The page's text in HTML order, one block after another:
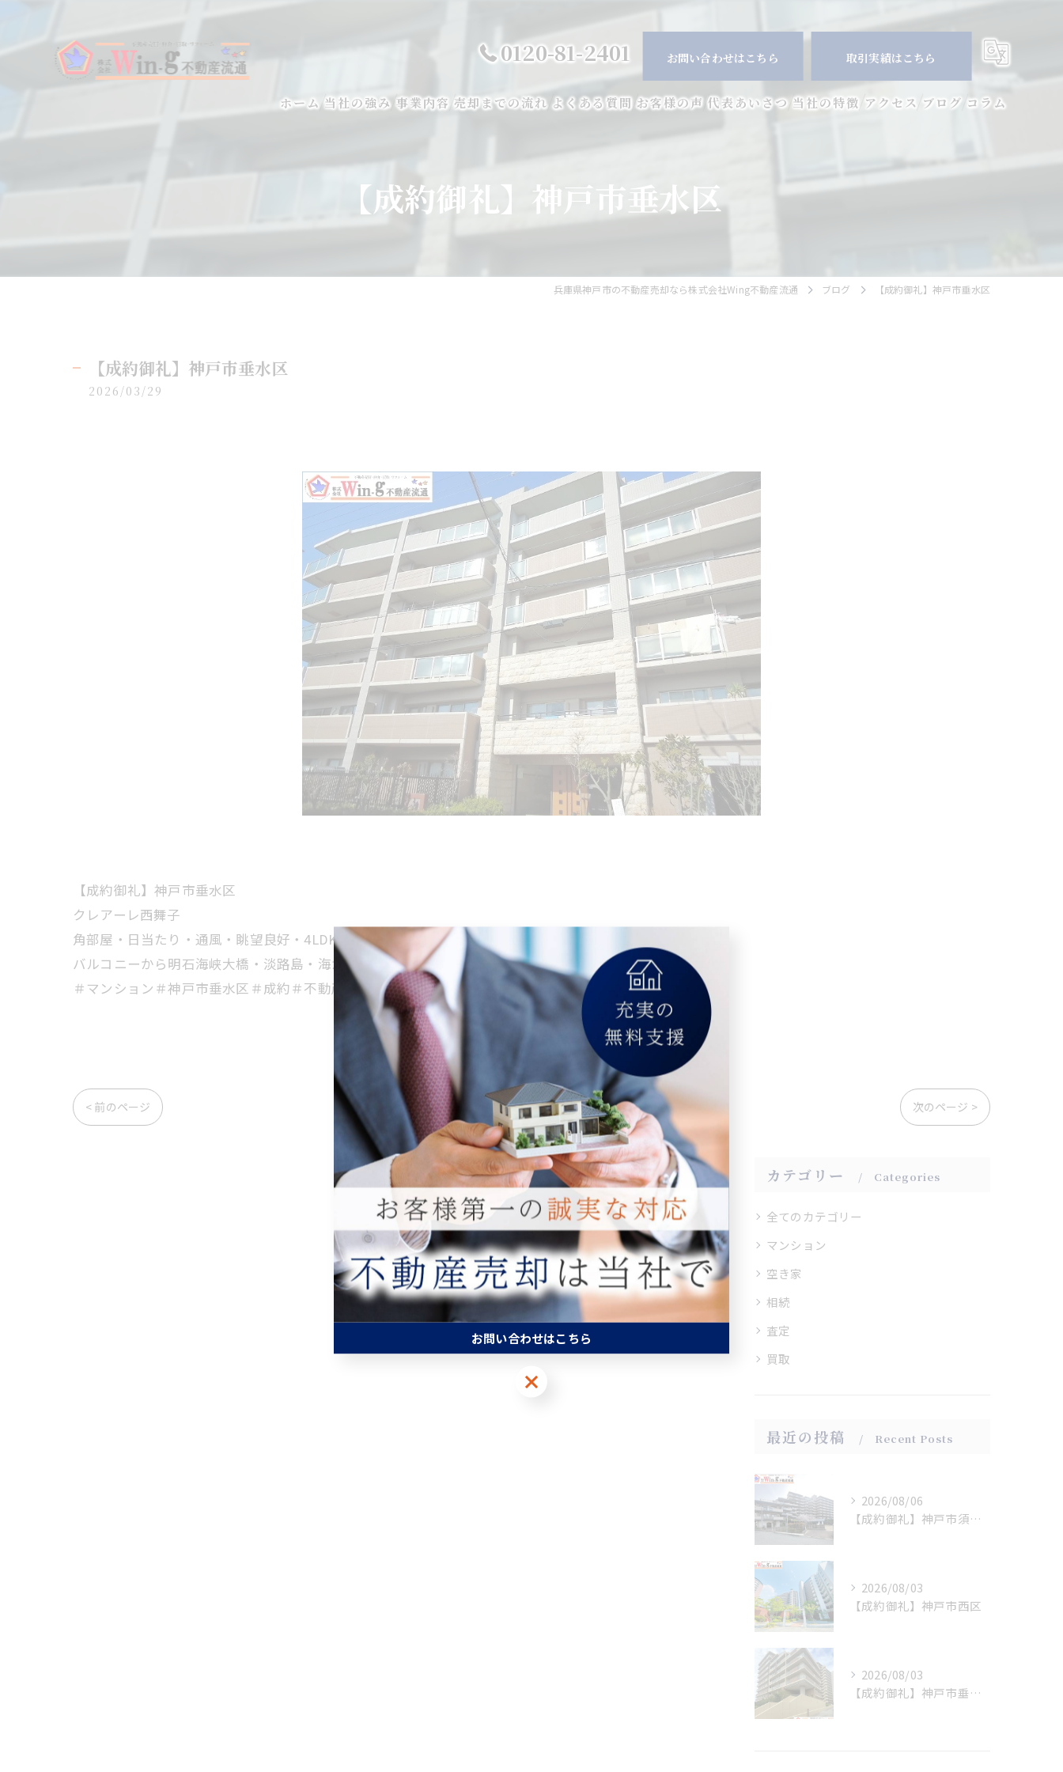
0120-81-2401 お問い合わせはこちら 取引実績はこちら
ホーム 当社の強み 事業内容 売却までの流れ よくある質問 お客様の声 代表あいさつ 当社の特徴
空き家
アクセス ブログ コラム
【成約御礼】神戸市垂水区
兵庫県神戸市の不動産売却なら株式会社Wing不動産流通 ブログ 【成約御礼】神戸市垂水区
【成約御礼】神戸市垂水区
2026/03/29
【成約御礼】神戸市垂水区
クレアーレ西舞子
角部屋・日当たり・通風・眺望良好・4LDK！
バルコニーから明石海峡大橋・淡路島・海が望めます！
＃マンション＃神戸市垂水区＃成約＃不動産＃物件紹介
< 前のページ 一覧に戻る 次のページ >
カテゴリー Categories
全てのカテゴリー
マンション
空き家
相続
査定
買取
最近の投稿 Recent Posts
2026/08/06
【成約御礼】神戸市須磨区
2026/08/03
【成約御礼】神戸市西区
2026/08/03
【成約御礼】神戸市垂水区
お問い合わせはこちら
お問い合わせはこちら